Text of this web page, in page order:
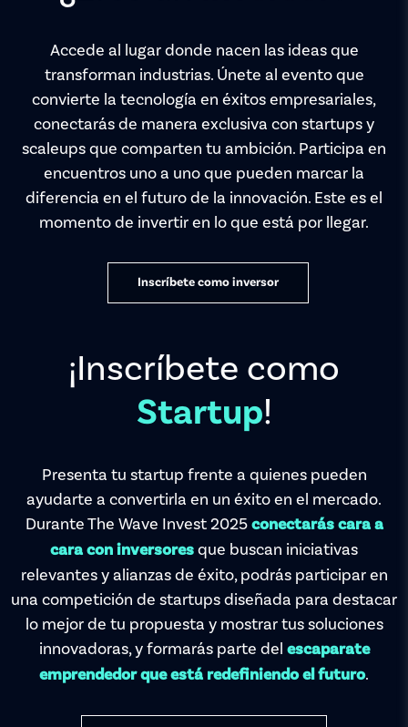
Accede al lugar donde nacen las ideas que
transforman industrias. Únete al evento que
convierte la tecnología en éxitos empresariales,
conectarás de manera exclusiva con startups y
scaleups que comparten tu ambición. Participa en
encuentros uno a uno que pueden marcar la
diferencia en el futuro de la innovación. Este es el
momento de invertir en lo que está por llegar.
Inscríbete como inversor
¡Inscríbete como
Startup!
Presenta tu startup frente a quienes pueden
ayudarte a convertirla en un éxito en el mercado.
Durante The Wave Invest 2025 conectarás cara a
cara con inversores que buscan iniciativas
relevantes y alianzas de éxito, podrás participar en
una competición de startups diseñada para destacar
lo mejor de tu propuesta y mostrar tus soluciones
innovadoras, y formarás parte del escaparate
emprendedor que está redefiniendo el futuro.